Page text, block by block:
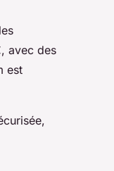
avec des
est